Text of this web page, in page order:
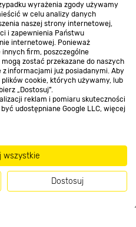
wyrażenia zgody używamy
w celu analizy danych
naszej strony internetowej,
i zapewnienia Państwu
internetowej. Ponieważ
firm, poszczególne
zostać przekazane do naszych
informacjami już posiadanymi. Aby
cookie, których używamy, lub
„Dostosuj”.
reklam i pomiaru skuteczności
udostępniane Google LLC, więcej
wszystkie
Dostosuj